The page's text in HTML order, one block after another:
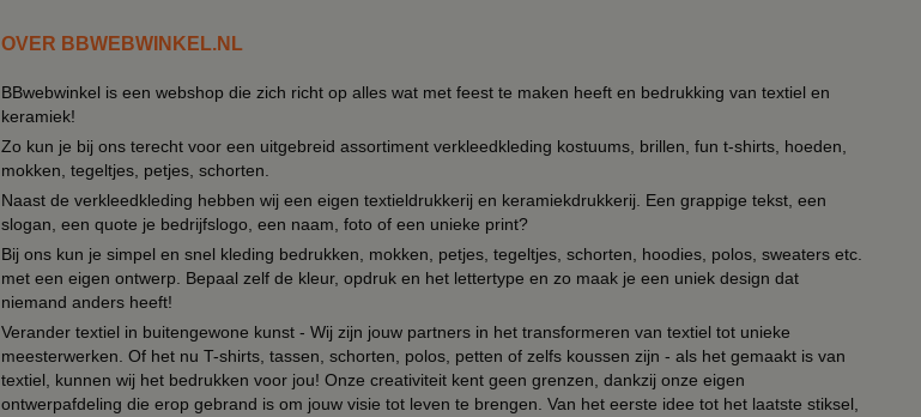
OVER BBWEBWINKEL.NL
BBwebwinkel is een webshop die zich richt op alles wat met feest te maken heeft en bedrukking van textiel en
keramiek!
Zo kun je bij ons terecht voor een uitgebreid assortiment verkleedkleding kostuums, brillen, fun t-shirts, hoeden,
mokken, tegeltjes, petjes, schorten.
Naast de verkleedkleding hebben wij een eigen textieldrukkerij en keramiekdrukkerij. Een grappige tekst, een
slogan, een quote je bedrijfslogo, een naam, foto of een unieke print?
Bij ons kun je simpel en snel kleding bedrukken, mokken, petjes, tegeltjes, schorten, hoodies, polos, sweaters etc.
met een eigen ontwerp. Bepaal zelf de kleur, opdruk en het lettertype en zo maak je een uniek design dat
niemand anders heeft!
Verander textiel in buitengewone kunst - Wij zijn jouw partners in het transformeren van textiel tot unieke
meesterwerken. Of het nu T-shirts, tassen, schorten, polos, petten of zelfs koussen zijn - als het gemaakt is van
textiel, kunnen wij het bedrukken voor jou! Onze creativiteit kent geen grenzen, dankzij onze eigen
ontwerpafdeling die erop gebrand is om jouw visie tot leven te brengen. Van het eerste idee tot het laatste stiksel,